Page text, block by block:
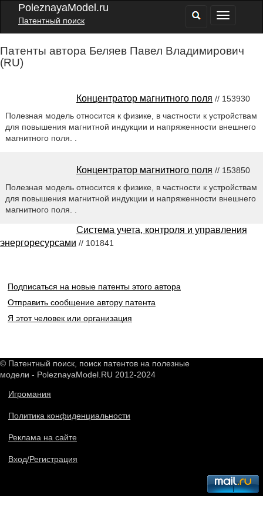
PoleznayaModel.ru
Патентный поиск
Патенты автора Беляев Павел Владимирович
(RU)
Концентратор магнитного поля // 153930
Полезная модель относится к физике, в частности к устройствам
для повышения магнитной индукции и напряженности внешнего
магнитного поля. .
Концентратор магнитного поля // 153850
Полезная модель относится к физике, в частности к устройствам
для повышения магнитной индукции и напряженности внешнего
магнитного поля. .
Система учета, контроля и управления
энергоресурсами // 101841
Подписаться на новые патенты этого автора
Отправить сообщение автору патента
Я этот человек или организация
© Патентный поиск, поиск патентов на полезные
модели - PoleznayaModel.RU 2012-2024
Игромания
Политика конфиденциальности
Реклама на сайте
Вход/Регистрация